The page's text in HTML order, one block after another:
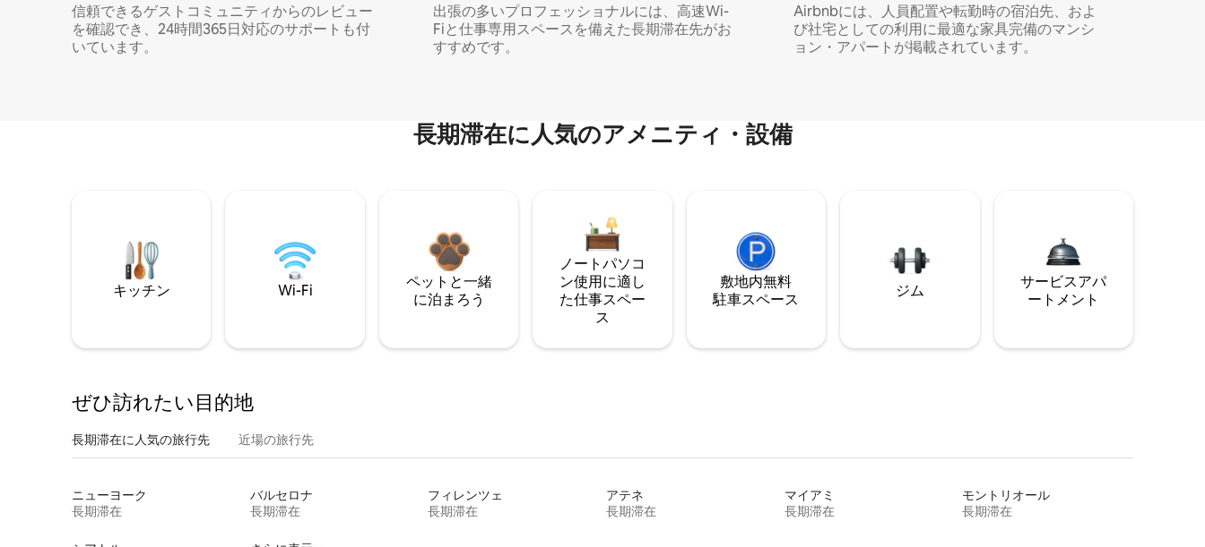
信頼できるゲストコミュニティからのレビュー
を確認でき、24時間365日対応のサポートも付
いています。
出張の多いプロフェッショナルには、高速Wi-
Fiと仕事専用スペースを備えた長期滞在先がお
すすめです。
Airbnbには、人員配置や転勤時の宿泊先、およ
び社宅としての利用に最適な家具完備のマンシ
ョン・アパートが掲載されています。
長期滞在に人気のアメニティ・設備
キッチン Wi-Fi
ペットと一緒
に泊まろう
ノートパソコ
ン使用に適し
た仕事スペー
ス
敷地内無料
駐⁠車ス⁠ペ⁠ー⁠ス
ジム
サービスアパ
ートメント
ぜひ訪⁠れ⁠た⁠い目⁠的⁠地
長期滞在に人気の旅行先 近場の旅行先
ニューヨーク
長期滞在
バルセロナ
長期滞在
フィレンツェ
長期滞在
アテネ
長期滞在
マイアミ
長期滞在
モントリオール
長期滞在